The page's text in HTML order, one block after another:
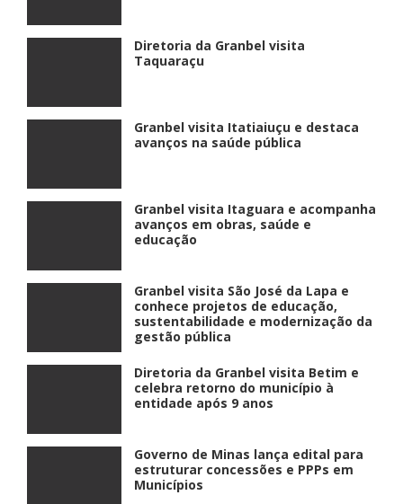
Diretoria da Granbel visita
Taquaraçu
Granbel visita Itatiaiuçu e destaca
avanços na saúde pública
Granbel visita Itaguara e acompanha
avanços em obras, saúde e
educação
Granbel visita São José da Lapa e
conhece projetos de educação,
sustentabilidade e modernização da
gestão pública
Diretoria da Granbel visita Betim e
celebra retorno do município à
entidade após 9 anos
Governo de Minas lança edital para
estruturar concessões e PPPs em
Municípios